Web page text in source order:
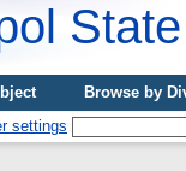
Browse by